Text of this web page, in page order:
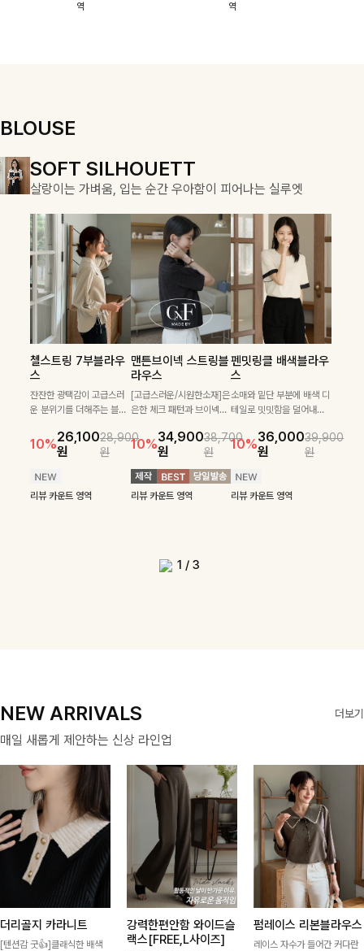
스에요🖤
역
할 수 있어요🤍
역
BLOUSE
SOFT SILHOUETT
살랑이는 가벼움, 입는 순간 우아함이 피어나는 실루엣
첼스트링 7부블라우
스
잔잔한 광택감이 고급스러
운 분위기를 더해주는 블라
프릴 밑단이 자연스럽게 실
루엣을 살려주며, 여유로운
스러운 무드를 완성해준답
니다 🤍
10%26,100
원
28,900
원
리뷰 카운트 영역
맨튼브이넥 스트링블
라우스
[고급스러운/시원한소재]은
은한 체크 패턴과 브이넥으
로 고급스러운 디테일을 넣
었으며 밑단스트링으로 핏
을 더욱 깔끔하게 잡아주는
블라우스예요 :)
10%34,900
원
38,700
원
리뷰 카운트 영역
펜밋링클 배색블라우
스
소매와 밑단 부분에 배색 디
테일로 밋밋함을 덜어내고
클 소재로 구김 걱정없이 즐
길 수 있는 블라우스랍니
10%36,000
원
39,900
원
리뷰 카운트 영역
COZY ESSENTIAL
매일의 일상을 부드럽게 감싸줄 니트 컬렉션
론클디 브이넥니트
부드럽게 몸을 감싸는 니트
짜임으로 편안한 착용감을
더해드리며 여유 있게 떨어
여리여리한 실루엣을 완성
해드려요 ✨ 단독은 물론 다
게 매치되는 데일리 니트랍
니다
10%원
원
리뷰 카운트 영역
칠스트라이프 카라7
부니트
[골드버튼/클래식무드🤍]
스트라이프 패턴으로 데일
이템입니다 카라넥 디자인
으로 깔끔한 이미지로 만들
어 주는 7부 니트입니다 ~
10%31,900
원
35,400
원
리뷰 카운트 영역
셀드펜던트 7부니트
넉넉한 핏으로 편하게 착용
가능한 심플&베이직 무드의
니트!레터리 펜던트로 고급
어요:D
10% 원
원
리뷰 카운트 영역
DOUBLE THE JOY
함께할 때 더욱 완벽한, 합리적인 선택으로 채우는 즐거움
필첸체크 스트링블라
우스+플레어스커트
SET
[활용도 좋은 투피스]은은한
테일이 어우러진 투피스 세
트입니다. 여유로운 상의와
풍성하게 퍼지는 롱스커트가
론, 단품으로도 다양하게 활
42,900
원
49,800
특스트라이프 링클원
피스+스트링자켓
SET
가볍고 시원한 링클 원피스
성되어 코디 고민 없이 완성
도 높은 스타일링을 연출해
주는 아이템 🤍 따로 또 같
이 활용하기 좋아 실용적이
며, 스트링 디테일로 다양한
69,900
원
79,400
원
헨틴링클 날개티셔츠
+치마바지SET
[텐션감↑/구김↓]가볍게
입기만 해도 코디가 완성되
럽게 퍼지는 프릴 날개 소매
가 우아한 포인트를 더해드
립니다💕 잔잔한 링클 텍스
처 소재와 편안한 허리밴딩
으로 하루 종일 산뜻하고 쾌
12%29,900
원
33,900
원
리뷰 카운트 영역
1 / 3
NEW ARRIVALS 더보기
매일 새롭게 제안하는 신상 라인업
더리골지 카라니트
[텐션감 굿👍]클래식한 배색
강력한편안함 와이드슬
랙스[FREE,L사이즈]
펌레이스 리본블라우스
레이스 자수가 들어간 커다란